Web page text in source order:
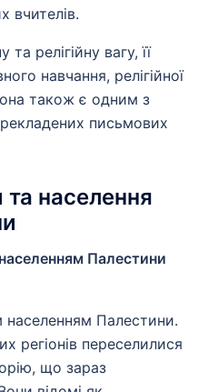
вчителів.
релігійну вагу, її
навчання, релігійної
також є одним з
письмових
населення
Палестини
населенням Палестини.
регіонів переселилися
що зараз